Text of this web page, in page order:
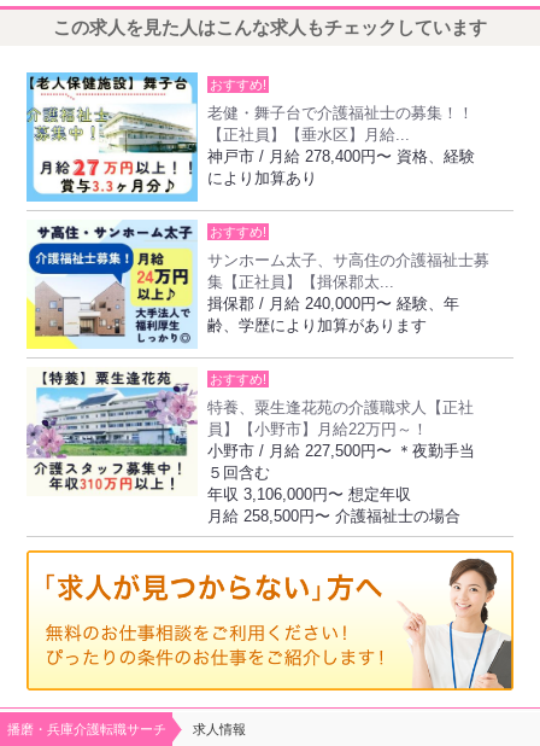
この求人を見た人はこんな求人もチェックしています
おすすめ!
老健・舞子台で介護福祉士の募集！！
【正社員】【垂水区】月給...
神戸市 / 月給 278,400円〜 資格、経験
により加算あり
おすすめ!
サンホーム太子、サ高住の介護福祉士募
集【正社員】【揖保郡太...
揖保郡 / 月給 240,000円〜 経験、年
齢、学歴により加算があります
おすすめ!
特養、粟生逢花苑の介護職求人【正社
員】【小野市】月給22万円～！
小野市 / 月給 227,500円〜 ＊夜勤手当
５回含む
年収 3,106,000円〜 想定年収
月給 258,500円〜 介護福祉士の場合
播磨・兵庫介護転職サーチ 求人情報